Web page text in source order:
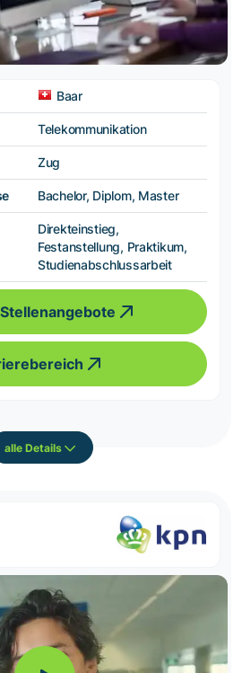
Baar
Telekommunikation
Zug
Bachelor, Diplom, Master
Direkteinstieg,
Festanstellung, Praktikum,
Studienabschlussarbeit
alle Details